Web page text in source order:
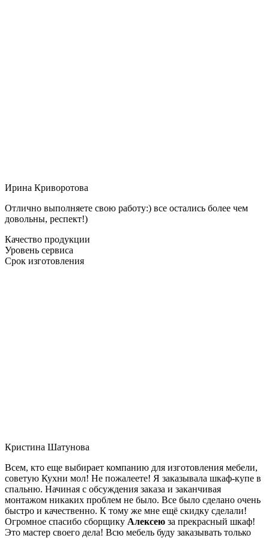
Ирина Криворотова
Отлично выполняете свою работу:) все остались более чем
довольны, респект!)
Качество продукции
Уровень сервиса
Срок изготовления
Кристина Шатунова
Всем, кто еще выбирает компанию для изготовления мебели,
советую Кухни мол! Не пожалеете! Я заказывала шкаф-купе в
спальню. Начиная с обсуждения заказа и заканчивая
монтажом никаких проблем не было. Все было сделано очень
быстро и качественно. К тому же мне ещё скидку сделали!
Огромное спасибо сборщику Алексею за прекрасный шкаф!
Это мастер своего дела! Всю мебель буду заказывать только